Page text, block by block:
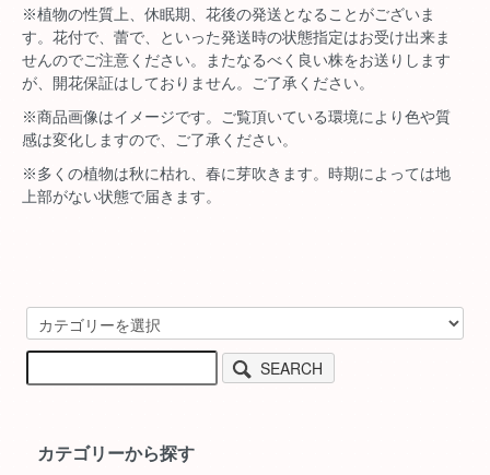
※植物の性質上、休眠期、花後の発送となることがございま
す。花付で、蕾で、といった発送時の状態指定はお受け出来ま
せんのでご注意ください。またなるべく良い株をお送りします
が、開花保証はしておりません。ご了承ください。
※商品画像はイメージです。ご覧頂いている環境により色や質
感は変化しますので、ご了承ください。
※多くの植物は秋に枯れ、春に芽吹きます。時期によっては地
上部がない状態で届きます。
SEARCH
カテゴリーから探す